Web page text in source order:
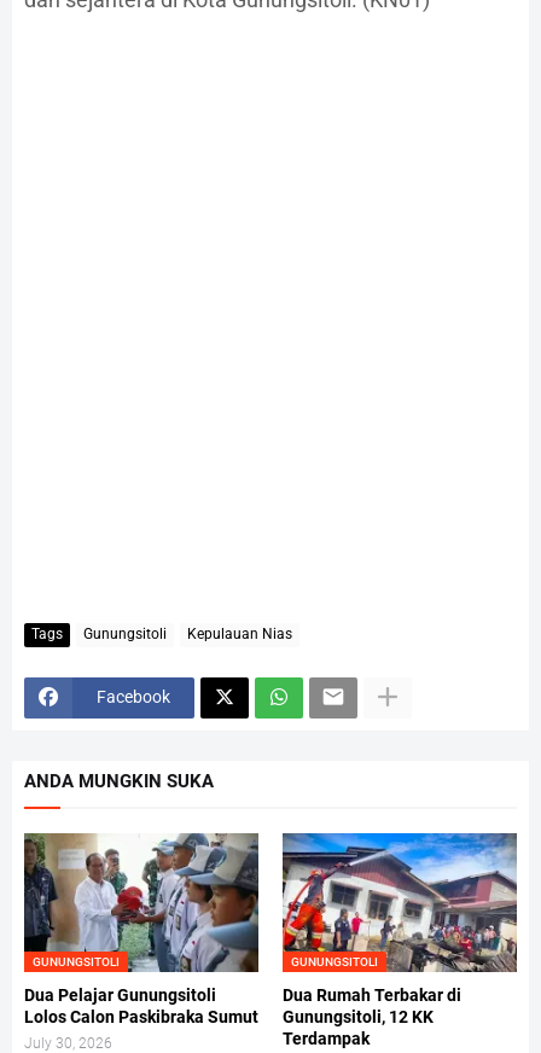
Tags Gunungsitoli Kepulauan Nias
Facebook
ANDA MUNGKIN SUKA
GUNUNGSITOLI
Dua Pelajar Gunungsitoli
Lolos Calon Paskibraka Sumut
July 30, 2026
GUNUNGSITOLI
Dua Rumah Terbakar di
Gunungsitoli, 12 KK
Terdampak